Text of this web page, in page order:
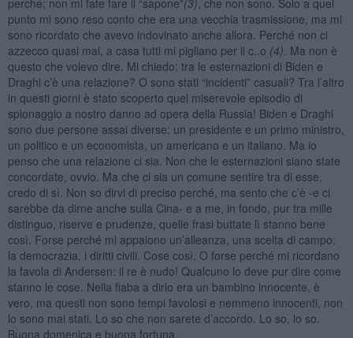
punto mi sono reso conto che era una vecchia trasmissione, ma mi
sono ricordato che avevo indovinato anche allora. Perché non ci
azzecco quasi mai, a casa tutti mi pigliano per il c..o (4) . Ma non è
questo che volevo dire. Mi chiedo: tra le esternazioni di Biden e
Draghi c’è una relazione? O sono stati “incidenti” casuali? Tra l’altro
in questi giorni è stato scoperto quel miserevole episodio di
spionaggio a nostro danno ad opera della Russia! Biden e Draghi
sono due persone assai diverse: un presidente e un primo ministro,
un politico e un economista, un americano e un italiano. Ma io
penso che una relazione ci sia. Non che le esternazioni siano state
concordate, ovvio. Ma che ci sia un comune sentire tra di esse,
credo di sì. Non so dirvi di preciso perché, ma sento che c’è -e ci
sarebbe da dirne anche sulla Cina- e a me, in fondo, pur tra mille
distinguo, riserve e prudenze, quelle frasi buttate lì stanno bene
così. Forse perché mi appaiono un’alleanza, una scelta di campo:
la democrazia, i diritti civili. Cose così. O forse perché mi ricordano
la favola di Andersen: il re è nudo! Qualcuno lo deve pur dire come
stanno le cose. Nella fiaba a dirlo era un bambino innocente, è
vero, ma questi non sono tempi favolosi e nemmeno innocenti, non
lo sono mai stati. Lo so che non sarete d’accordo. Lo so, lo so.
Buona domenica e buona fortuna.